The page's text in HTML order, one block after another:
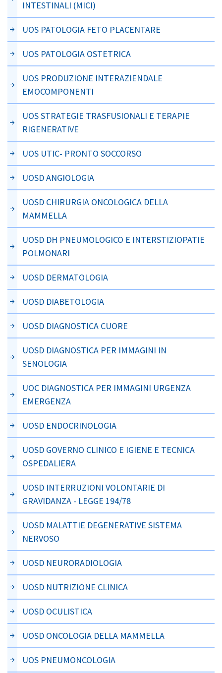
INTESTINALI (MICI)
UOS PATOLOGIA FETO PLACENTARE
UOS PATOLOGIA OSTETRICA
UOS PRODUZIONE INTERAZIENDALE
EMOCOMPONENTI
UOS STRATEGIE TRASFUSIONALI E TERAPIE
RIGENERATIVE
UOS UTIC- PRONTO SOCCORSO
UOSD ANGIOLOGIA
UOSD CHIRURGIA ONCOLOGICA DELLA
MAMMELLA
UOSD DH PNEUMOLOGICO E INTERSTIZIOPATIE
POLMONARI
UOSD DERMATOLOGIA
UOSD DIABETOLOGIA
UOSD DIAGNOSTICA CUORE
UOSD DIAGNOSTICA PER IMMAGINI IN
SENOLOGIA
UOC DIAGNOSTICA PER IMMAGINI URGENZA
EMERGENZA
UOSD ENDOCRINOLOGIA
UOSD GOVERNO CLINICO E IGIENE E TECNICA
OSPEDALIERA
UOSD INTERRUZIONI VOLONTARIE DI
GRAVIDANZA - LEGGE 194/78
UOSD MALATTIE DEGENERATIVE SISTEMA
NERVOSO
UOSD NEURORADIOLOGIA
UOSD NUTRIZIONE CLINICA
UOSD OCULISTICA
UOSD ONCOLOGIA DELLA MAMMELLA
UOS PNEUMONCOLOGIA